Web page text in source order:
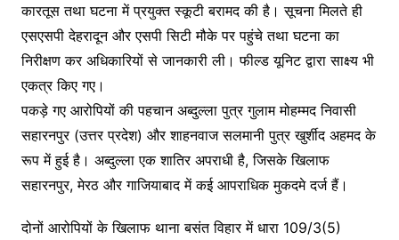
कारतूस तथा घटना में प्रयुक्त स्कूटी बरामद की है। सूचना मिलते ही
एसएसपी देहरादून और एसपी सिटी मौके पर पहुंचे तथा घटना का
निरीक्षण कर अधिकारियों से जानकारी ली। फील्ड यूनिट द्वारा साक्ष्य भी
एकत्र किए गए।
पकड़े गए आरोपियों की पहचान अब्दुल्ला पुत्र गुलाम मोहम्मद निवासी
सहारनपुर (उत्तर प्रदेश) और शाहनवाज सलमानी पुत्र खुर्शीद अहमद के
रूप में हुई है। अब्दुल्ला एक शातिर अपराधी है, जिसके खिलाफ
सहारनपुर, मेरठ और गाजियाबाद में कई आपराधिक मुकदमे दर्ज हैं।
दोनों आरोपियों के खिलाफ थाना बसंत विहार में धारा 109/3(5)